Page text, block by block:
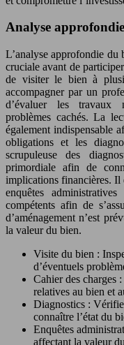
Analyse
L’analyse approfondie du
cruciale avant de
de visiter le bien à
accompagner par un
d’évaluer les travaux
problèmes cachés. La
également indispensable
obligations et les
scrupuleuse des
primordiale afin de
implications financières. Il
enquêtes
compétents afin de
d’aménagement n’est
la valeur du bien.
Visite du bien :
d’éventuels
Cahier des charges
relatives au bien et
Diagnostics :
connaître l’état du
Enquêtes
affectant la valeur